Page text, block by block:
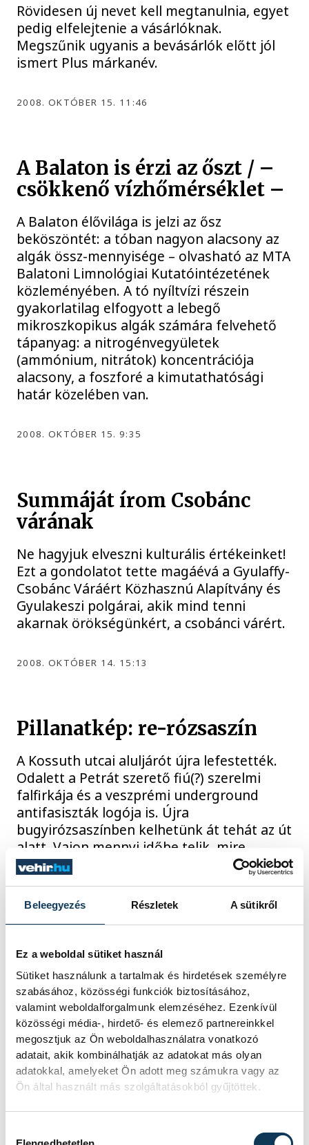
Beleegyezés Részletek A sütikről
Ez a weboldal sütiket használ
Sütiket használunk a tartalmak és hirdetések személyre
szabásához, közösségi funkciók biztosításához,
valamint weboldalforgalmunk elemzéséhez. Ezenkívül
közösségi média-, hirdető- és elemező partnereinkkel
megosztjuk az Ön weboldalhasználatra vonatkozó
adatait, akik kombinálhatják az adatokat más olyan
adatokkal, amelyeket Ön adott meg számukra vagy az
Ön által használt más szolgáltatásokból gyűjtöttek.
Rövidesen új nevet kell megtanulnia, egyet
pedig elfelejtenie a vásárlóknak.
Megszűnik ugyanis a bevásárlók előtt jól
ismert Plus márkanév.
2008. OKTÓBER 15. 11:46
A Balaton is érzi az őszt / –
csökkenő vízhőmérséklet –
A Balaton élővilága is jelzi az ősz
beköszöntét: a tóban nagyon alacsony az
algák össz-mennyisége – olvasható az MTA
Balatoni Limnológiai Kutatóintézetének
közleményében. A tó nyíltvízi részein
gyakorlatilag elfogyott a lebegő
mikroszkopikus algák számára felvehető
tápanyag: a nitrogénvegyületek
(ammónium, nitrátok) koncentrációja
alacsony, a foszforé a kimutathatósági
határ közelében van.
2008. OKTÓBER 15. 9:35
Summáját írom Csobánc
várának
Ne hagyjuk elveszni kulturális értékeinket!
Ezt a gondolatot tette magáévá a Gyulaffy-
Csobánc Váráért Közhasznú Alapítvány és
Gyulakeszi polgárai, akik mind tenni
akarnak örökségünkért, a csobánci várért.
2008. OKTÓBER 14. 15:13
Pillanatkép: re-rózsaszín
A Kossuth utcai aluljárót újra lefestették.
Odalett a Petrát szerető fiú(?) szerelmi
falfirkája és a veszprémi underground
antifasiszták logója is. Újra
bugyirózsaszínben kelhetünk át tehát az út
alatt. Vajon mennyi időbe telik, mire
támadnak a szívesbocsok?
2008. OKTÓBER 14. 14:28
... 1582 1583 1584 1585 1586 ...
SPORT